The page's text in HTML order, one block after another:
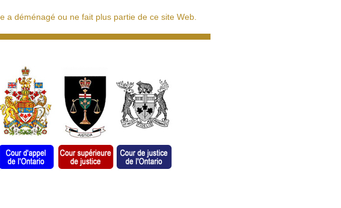
a déménagé ou ne fait plus partie de ce site Web.